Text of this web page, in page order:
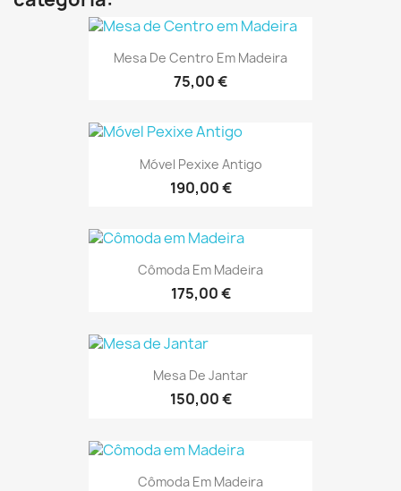
Mesa De Centro Em Madeira
75,00 €
Móvel Pexixe Antigo
190,00 €
Cômoda Em Madeira
175,00 €
Mesa De Jantar
150,00 €
Cômoda Em Madeira